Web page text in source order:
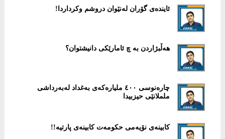
ئایندەی گۆران لەنێوان دروشم وكرداردا!
هەڵبژاردن بە چ ئامارێکى دانیشتوان؟
چارەنوسی ٤٠٠ ملیارەكەی بەغداد لەبەرداشی
ململانێی حیزبیدا
كابینەی نۆیەمی حكومەت كابینەی پارتیە!!